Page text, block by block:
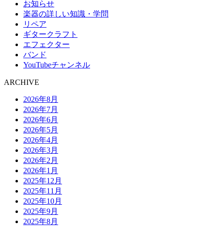
お知らせ
楽器の詳しい知識・学問
リペア
ギタークラフト
エフェクター
バンド
YouTubeチャンネル
ARCHIVE
2026年8月
2026年7月
2026年6月
2026年5月
2026年4月
2026年3月
2026年2月
2026年1月
2025年12月
2025年11月
2025年10月
2025年9月
2025年8月